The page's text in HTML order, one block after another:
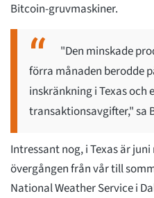
Bitcoin-gruvmaskiner.
"Den minskade
förra månaden berodde
inskränkning i Texas och
transaktionsavgifter," sa
Intressant nog, i Texas är
övergången från vår till
National Weather Service i